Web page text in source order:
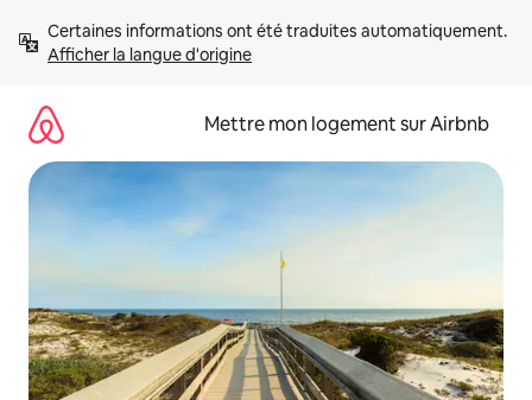
directement
Afficher la langue d'origine
Mettre mon logement sur Airbnb